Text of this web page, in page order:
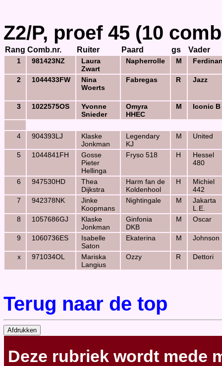
Z2/P, proef 45 (10
Rang Comb.nr. Ruiter Paard gs Vader
1 981423NZ
Laura
Zwart
Napherrolle M
2 1044433FW
Nina
Woerts
Fabregas R Jazz
3 1022575OS
Yvonne
Snieder
Omyra
HHEC
M Iconic B
4 904393LJ
Klaske
Jonkman
Legendary
KJ
M United
5 1044841FH
Gosse
Pieter
Hellinga
Fryso 518 H
Hessel
480
6 947530HD
Thea
Dijkstra
Harm fan de
Koldenhool
H
Michiel
442
7
942378NK
Jinke
Koopmans
Nightingale M
Jakarta
L.E.
8
1057686GJ
Klaske
Jonkman
Ginfonia
DKB
M Oscar
9 1060736ES
Isabelle
Saton
Ekaterina M Johnson
x 971034OL
Mariska
Langius
Ozzy R Dettori
Terug naar de top
Deze rubriek wordt mede